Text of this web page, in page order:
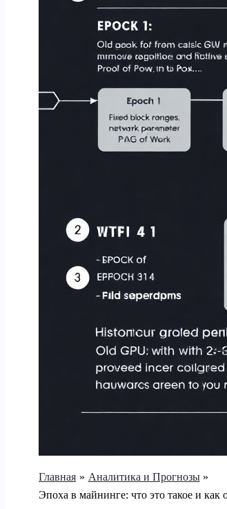
Главная
Аналитика и Прогнозы
Эпоха в майнинге: что это такое и как